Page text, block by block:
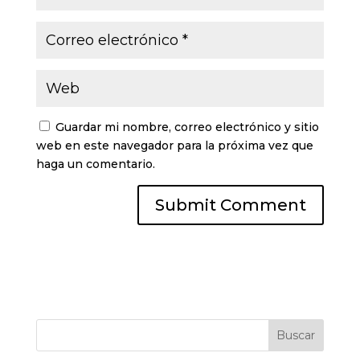
Guardar mi nombre, correo electrónico y sitio
web en este navegador para la próxima vez que
haga un comentario.
Buscar